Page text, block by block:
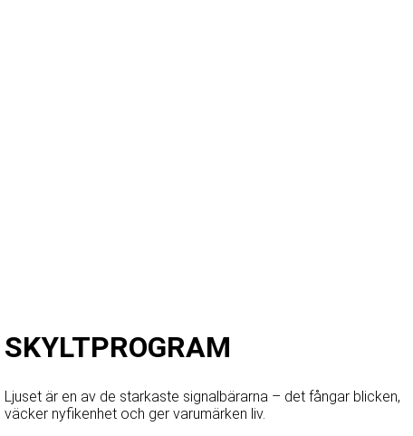
SKYLTPROGRAM
Ljuset är en av de starkaste signalbärarna – det fångar blicken,
väcker nyfikenhet och ger varumärken liv.